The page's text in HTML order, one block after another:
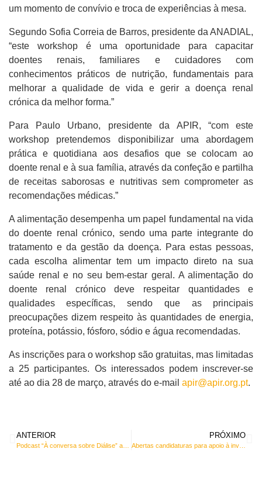
um momento de convívio e troca de experiências à mesa.
Segundo Sofia Correia de Barros, presidente da ANADIAL,
“este workshop é uma oportunidade para capacitar
doentes renais, familiares e cuidadores com
conhecimentos práticos de nutrição, fundamentais para
melhorar a qualidade de vida e gerir a doença renal
crónica da melhor forma.”
Para Paulo Urbano, presidente da APIR, “com este
workshop pretendemos disponibilizar uma abordagem
prática e quotidiana aos desafios que se colocam ao
doente renal e à sua família, através da confeção e partilha
de receitas saborosas e nutritivas sem comprometer as
recomendações médicas.”
A alimentação desempenha um papel fundamental na vida
do doente renal crónico, sendo uma parte integrante do
tratamento e da gestão da doença. Para estas pessoas,
cada escolha alimentar tem um impacto direto na sua
saúde renal e no seu bem-estar geral. A alimentação do
doente renal crónico deve respeitar quantidades e
qualidades específicas, sendo que as principais
preocupações dizem respeito às quantidades de energia,
proteína, potássio, fósforo, sódio e água recomendadas.
As inscrições para o workshop são gratuitas, mas limitadas
a 25 participantes. Os interessados podem inscrever-se
até ao dia 28 de março, através do e-mail apir@apir.org.pt.
ANTERIOR
Podcast “À conversa sobre Diálise” assinala Dia Mundial do Rim
PRÓXIMO
Abertas candidaturas para apoio à investigação na área da Ortotraumatologia